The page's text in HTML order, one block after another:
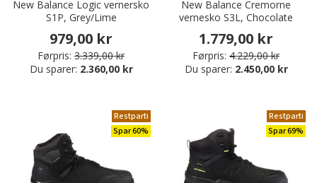
New Balance Logic vernersko
S1P, Grey/Lime
979,00 kr
Førpris: 3.339,00 kr
Du sparer: 2.360,00 kr
New Balance Cremorne
vernesko S3L, Chocolate
1.779,00 kr
Førpris: 4.229,00 kr
Du sparer: 2.450,00 kr
Restparti
Spar 60%
Restparti
Spar 69%